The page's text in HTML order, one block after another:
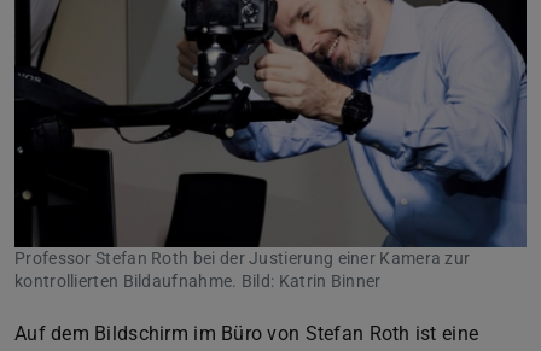
Professor Stefan Roth bei der Justierung einer Kamera zur
kontrollierten Bildaufnahme. Bild: Katrin Binner
Auf dem Bildschirm im Büro von Stefan Roth ist eine